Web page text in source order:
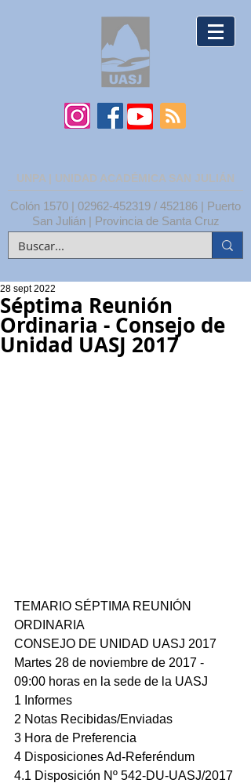
UNPA | UNIDAD ACADÉMICA SAN JULIÁN
Colón 1570 | 02962-452319 / 452186 | Puerto
San Julián | Provincia de Santa Cruz
Séptima Reunión
Ordinaria - Consejo de
Unidad UASJ 2017
28 sept 2022
TEMARIO SÉPTIMA REUNIÓN
ORDINARIA
CONSEJO DE UNIDAD UASJ 2017
Martes 28 de noviembre de 2017 -
09:00 horas en la sede de la UASJ
1 Informes
2 Notas Recibidas/Enviadas
3 Hora de Preferencia
4 Disposiciones Ad-Referéndum
4.1 Disposición Nº 542-DU-UASJ/2017